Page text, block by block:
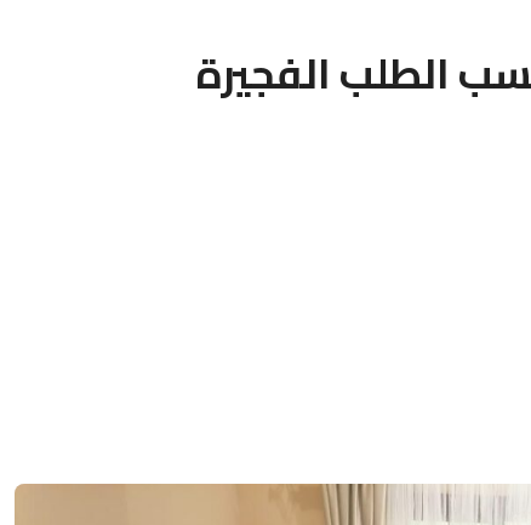
الطلب الفجيرة